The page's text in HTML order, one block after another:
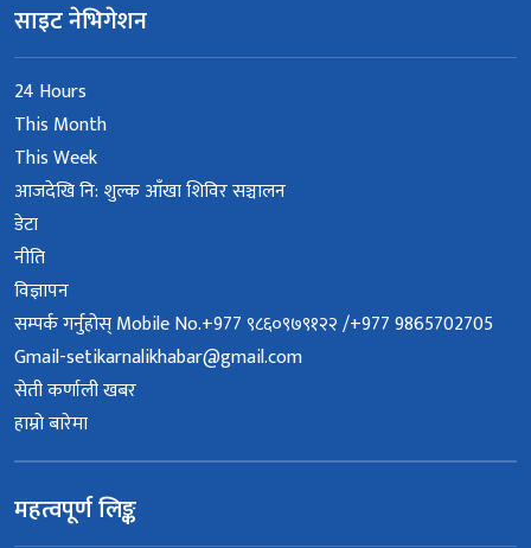
साइट नेभिगेशन
24 Hours
This Month
This Week
आजदेखि नि: शुल्क आँखा शिविर सञ्चालन
डेटा
नीति
विज्ञापन
सम्पर्क गर्नुहोस् Mobile No.+977 ९८६०९७९१२२ /+977 9865702705
Gmail-setikarnalikhabar@gmail.com
सेती कर्णाली खबर
हाम्रो बारेमा
महत्वपूर्ण लिङ्क